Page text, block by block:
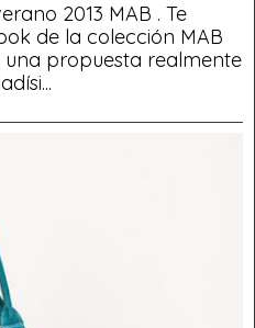
2013 MAB . Te
de la colección MAB
propuesta realmente